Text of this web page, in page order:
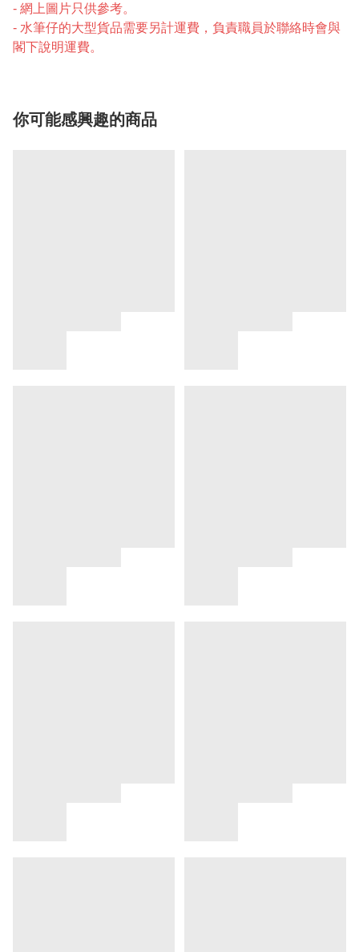
- 網上圖片只供參考。
- 水筆仔的大型貨品需要另計運費，負責職員於聯絡時會與
閣下說明運費。
你可能感興趣的商品